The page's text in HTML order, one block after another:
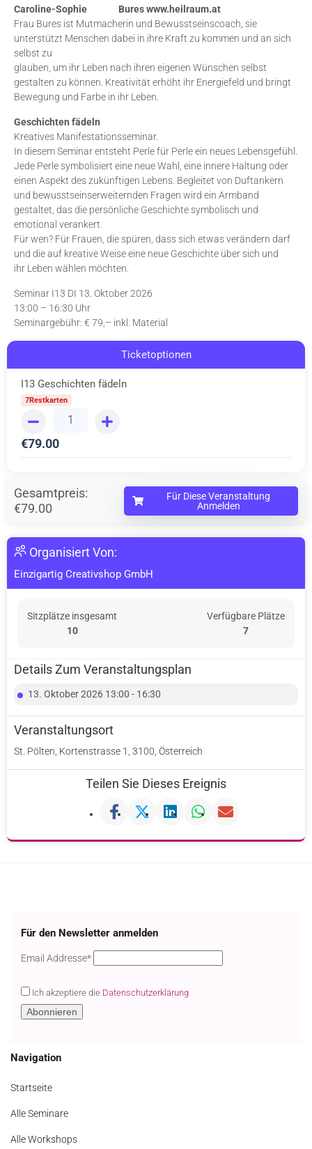
Caroline-Sophie Bures www.heilraum.at
Frau Bures ist Mutmacherin und Bewusstseinscoach, sie
unterstützt Menschen dabei in ihre Kraft zu kommen und an sich
selbst zu
glauben, um ihr Leben nach ihren eigenen Wünschen selbst
gestalten zu können. Kreativität erhöht ihr Energiefeld und bringt
Bewegung und Farbe in ihr Leben.
Geschichten fädeln
Kreatives Manifestationsseminar.
In diesem Seminar entsteht Perle für Perle ein neues Lebensgefühl.
Jede Perle symbolisiert eine neue Wahl, eine innere Haltung oder
einen Aspekt des zukünftigen Lebens. Begleitet von Duftankern
und bewusstseinserweiternden Fragen wird ein Armband
gestaltet, das die persönliche Geschichte symbolisch und
emotional verankert.
Für wen? Für Frauen, die spüren, dass sich etwas verändern darf
und die auf kreative Weise eine neue Geschichte über sich und
ihr Leben wählen möchten.
Seminar I13 DI 13. Oktober 2026
13:00 – 16:30 Uhr
Seminargebühr: € 79,– inkl. Material
Ticketoptionen
I13 Geschichten fädeln
7Restkarten
€79.00
Gesamtpreis:
€79.00
Für Diese Veranstaltung
Anmelden
Organisiert Von:
Einzigartig Creativshop GmbH
Sitzplätze insgesamt
10
Verfügbare Plätze
7
Details Zum Veranstaltungsplan
13. Oktober 2026 13:00 - 16:30
Veranstaltungsort
St. Pölten, Kortenstrasse 1, 3100, Österreich
Teilen Sie Dieses Ereignis
Für den Newsletter anmelden
Email Addresse*
Ich akzeptiere die Datenschutzerklärung
Navigation
Startseite
Alle Seminare
Alle Workshops